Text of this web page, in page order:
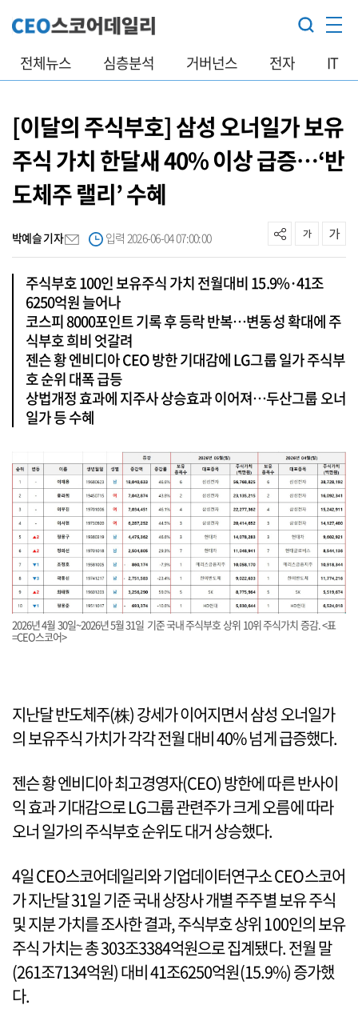
전체뉴스 심층분석 거버넌스 전자 IT
[이달의 주식부호] 삼성 오너일가 보유
주식 가치 한달새 40% 이상 급증…‘반
도체주 랠리’ 수혜
박예슬 기자 입력 2026-06-04 07:00:00
주식부호 100인 보유주식 가치 전월대비 15.9%·41조
6250억원 늘어나
코스피 8000포인트 기록 후 등락 반복…변동성 확대에 주
식부호 희비 엇갈려
젠슨 황 엔비디아 CEO 방한 기대감에 LG그룹 일가 주식부
호 순위 대폭 급등
상법개정 효과에 지주사 상승효과 이어져…두산그룹 오너
일가 등 수혜
2026년 4월 30일~2026년 5월 31일 기준 국내 주식부호 상위 10위 주식가치 증감. <표
=CEO스코어>
지난달 반도체주(株) 강세가 이어지면서 삼성 오너일가
의 보유주식 가치가 각각 전월 대비 40% 넘게 급증했다.
젠슨 황 엔비디아 최고경영자(CEO) 방한에 따른 반사이
익 효과 기대감으로 LG그룹 관련주가 크게 오름에 따라
오너 일가의 주식부호 순위도 대거 상승했다.
4일 CEO스코어데일리와 기업데이터연구소 CEO스코어
가 지난달 31일 기준 국내 상장사 개별 주주별 보유 주식
및 지분 가치를 조사한 결과, 주식부호 상위 100인의 보유
주식 가치는 총 303조3384억원으로 집계됐다. 전월 말
(261조7134억원) 대비 41조6250억원(15.9%) 증가했
다.